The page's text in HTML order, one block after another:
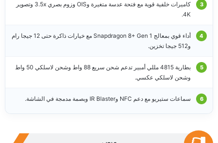
كاميرات خلفية قوية مع فتحة عدسة متغيرة وOIS وزوم بصري 3.5x وتصوير
4K.
أداء قوي بمعالج Snapdragon 8+ Gen 1 مع خيارات ذاكرة حتى 12 جيجا رام
و512 جيجا تخزين.
بطارية 4815 مللي أمبير تدعم شحن سريع 88 واط وشحن لاسلكي 50 واط
وشحن لاسلكي عكسي.
سماعات ستيريو مع دعم NFC وIR Blaster وبصمة مدمجة في الشاشة.